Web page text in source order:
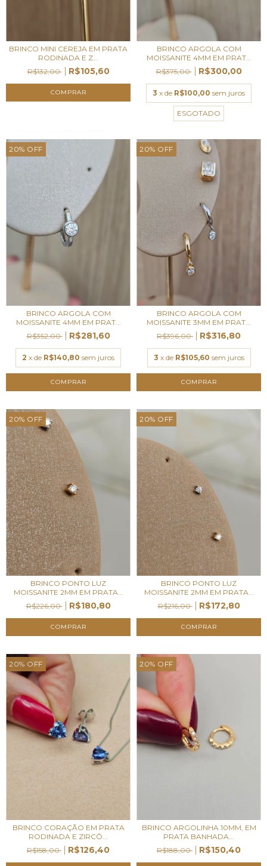
BRINCO MINI CEREJA EM PRATA
RODINADA E Z...
R$132,00
R$105,60
BRINCO ARGOLA COM
MOISSANITE 4MM EM PRAT...
R$375,00
R$300,00
3 x de R$100,00 sem juros
ESGOTADO
20% OFF
BRINCO ARGOLA COM
MOISSANITE 4MM EM PRAT...
R$352,00
R$281,60
2 x de R$140,80 sem juros
20% OFF
BRINCO ARGOLA COM
MOISSANITE 3MM EM PRAT...
R$396,00
R$316,80
3 x de R$105,60 sem juros
20% OFF
BRINCO PONTO LUZ
MOISSANITE 2MM EM PRATA...
R$226,00
R$180,80
20% OFF
BRINCO PONTO LUZ
MOISSANITE 2MM EM PRATA...
R$216,00
R$172,80
20% OFF
BRINCO CORAÇÃO EM PRATA
RODINADA E ZIRCÔ...
R$158,00
R$126,40
20% OFF
BRINCO ARGOLINHA 10MM, EM
PRATA BANHADA...
R$188,00
R$150,40